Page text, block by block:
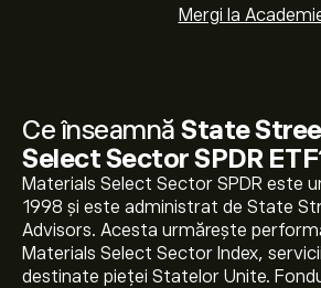
Ce înseamnă State
Select Sector SPDR ETF
Materials Select Sector SPDR este
1998 și este administrat de State
Advisors. Acesta urmărește
Materials Select Sector Index,
destinate pieței Statelor Unite.
Mergi la
Prețul actual pentru XLB este de
Maximul istoric al State Street
SPDR ETF este 54.05‎$‎